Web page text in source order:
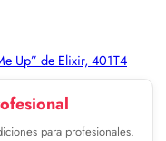
Up” de Elixir, 401T4
para profesionales.